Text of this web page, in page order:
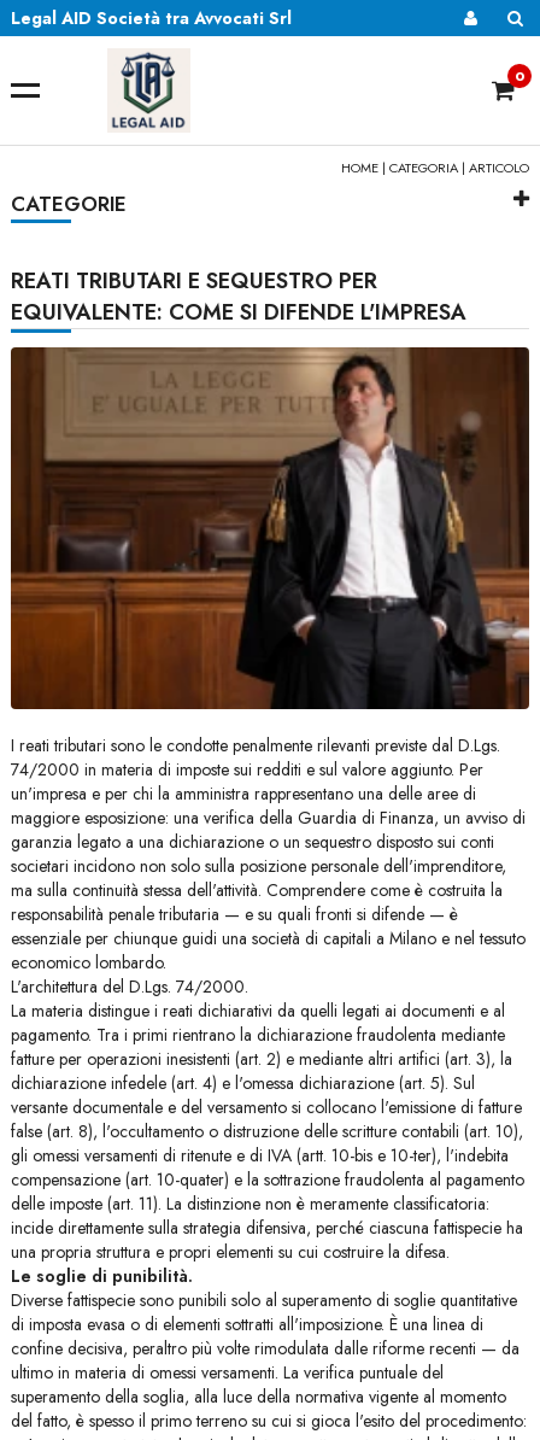
Legal AID Società tra Avvocati Srl
0
HOME |CATEGORIA| ARTICOLO
CATEGORIE
REATI TRIBUTARI E SEQUESTRO PER
EQUIVALENTE: COME SI DIFENDE L'IMPRESA
I reati tributari sono le condotte penalmente rilevanti previste dal D.Lgs.
74/2000 in materia di imposte sui redditi e sul valore aggiunto. Per
un'impresa e per chi la amministra rappresentano una delle aree di
maggiore esposizione: una verifica della Guardia di Finanza, un avviso di
garanzia legato a una dichiarazione o un sequestro disposto sui conti
societari incidono non solo sulla posizione personale dell'imprenditore,
ma sulla continuità stessa dell'attività. Comprendere come è costruita la
responsabilità penale tributaria — e su quali fronti si difende — è
essenziale per chiunque guidi una società di capitali a Milano e nel tessuto
economico lombardo.
L'architettura del D.Lgs. 74/2000.
La materia distingue i reati dichiarativi da quelli legati ai documenti e al
pagamento. Tra i primi rientrano la dichiarazione fraudolenta mediante
fatture per operazioni inesistenti (art. 2) e mediante altri artifici (art. 3), la
dichiarazione infedele (art. 4) e l'omessa dichiarazione (art. 5). Sul
versante documentale e del versamento si collocano l'emissione di fatture
false (art. 8), l'occultamento o distruzione delle scritture contabili (art. 10),
gli omessi versamenti di ritenute e di IVA (artt. 10-bis e 10-ter), l'indebita
compensazione (art. 10-quater) e la sottrazione fraudolenta al pagamento
delle imposte (art. 11). La distinzione non è meramente classificatoria:
incide direttamente sulla strategia difensiva, perché ciascuna fattispecie ha
una propria struttura e propri elementi su cui costruire la difesa.
Le soglie di punibilità.
Diverse fattispecie sono punibili solo al superamento di soglie quantitative
di imposta evasa o di elementi sottratti all'imposizione. È una linea di
confine decisiva, peraltro più volte rimodulata dalle riforme recenti — da
ultimo in materia di omessi versamenti. La verifica puntuale del
superamento della soglia, alla luce della normativa vigente al momento
del fatto, è spesso il primo terreno su cui si gioca l'esito del procedimento: